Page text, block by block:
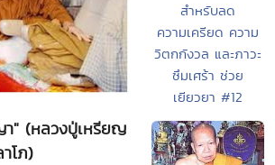
" (หลวงปู่เหรียญ
โภ)
สำหรับลด
ความเครียด ความ
วิตกกังวล และภาวะ
ซึมเศร้า ช่วย
เยียวยา #12